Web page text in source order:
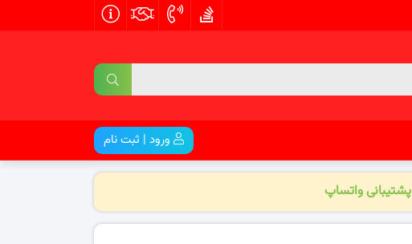
ورود | ثبت نام
پشتیبانی واتساپ